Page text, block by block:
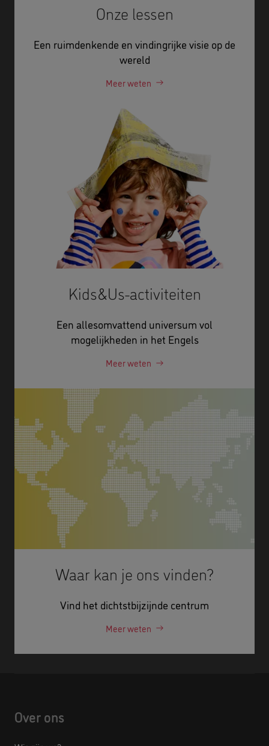
Onze lessen
Een ruimdenkende en vindingrijke visie op de
wereld
Meer weten
Kids&Us-activiteiten
Een allesomvattend universum vol
mogelijkheden in het Engels
Meer weten
Waar kan je ons vinden?
Vind het dichtstbijzijnde centrum
Meer weten
Over ons